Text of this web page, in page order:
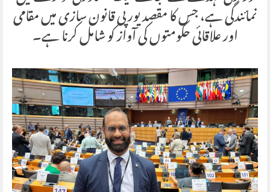
نمائندگی ہے، جس کا مقصد یورپی قانون سازی میں مقامی
اور علاقائی حکومتوں کی آواز کو شامل کرنا ہے۔